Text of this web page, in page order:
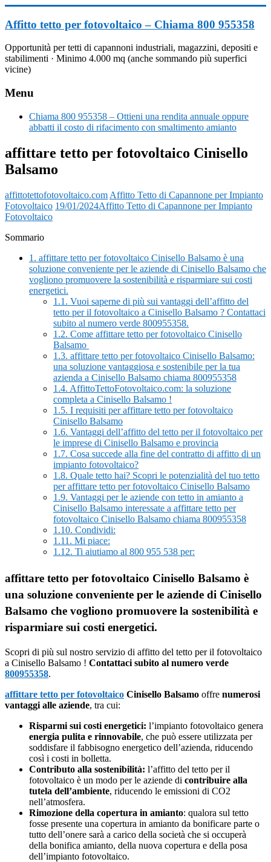
al
contenuto
Affitto tetto per fotovoltaico – Chiama 800 955358
Opportunità per tetti di capannoni industriali, magazzini, depositi e
stabilimenti · Minimo 4.000 mq (anche sommando più superfici
vicine)
Menu
Chiama 800 955358 – Ottieni una rendita annuale oppure
abbatti il costo di rifacimento con smaltimento amianto
affittare tetto per fotovoltaico Cinisello
Balsamo
affittotettofotovoltaico.com Affitto Tetto di Capannone per Impianto
Fotovoltaico 19/01/2024Affitto Tetto di Capannone per Impianto
Fotovoltaico
Sommario
1. affittare tetto per fotovoltaico Cinisello Balsamo è una
soluzione conveniente per le aziende di Cinisello Balsamo che
vogliono promuovere la sostenibilità e risparmiare sui costi
energetici.
1.1. Vuoi saperne di più sui vantaggi dell’affitto del
tetto per il fotovoltaico a Cinisello Balsamo ? Contattaci
subito al numero verde 800955358.
1.2. Come affittare tetto per fotovoltaico Cinisello
Balsamo
1.3. affittare tetto per fotovoltaico Cinisello Balsamo:
una soluzione vantaggiosa e sostenibile per la tua
azienda a Cinisello Balsamo chiama 800955358
1.4. AffittoTettoFotovoltaico.com: la soluzione
completa a Cinisello Balsamo !
1.5. I requisiti per affittare tetto per fotovoltaico
Cinisello Balsamo
1.6. Vantaggi dell’affitto del tetto per il fotovoltaico per
le imprese di Cinisello Balsamo e provincia
1.7. Cosa succede alla fine del contratto di affitto di un
impianto fotovoltaico?
1.8. Quale tetto hai? Scopri le potenzialità del tuo tetto
per affittare tetto per fotovoltaico Cinisello Balsamo
1.9. Vantaggi per le aziende con tetto in amianto a
Cinisello Balsamo interessate a affittare tetto per
fotovoltaico Cinisello Balsamo chiama 800955358
1.10. Condividi:
1.11. Mi piace:
1.12. Ti aiutiamo al 800 955 538 per:
affittare tetto per fotovoltaico Cinisello Balsamo è
una soluzione conveniente per le aziende di Cinisello
Balsamo che vogliono promuovere la sostenibilità e
risparmiare sui costi energetici.
Scopri di più sul nostro servizio di affitto del tetto per il fotovoltaico
a Cinisello Balsamo ! Contattaci subito al numero verde
800955358.
affittare tetto per fotovoltaico Cinisello Balsamo offre numerosi
vantaggi alle aziende, tra cui:
Risparmi sui costi energetici: l’impianto fotovoltaico genera
energia pulita e rinnovabile, che può essere utilizzata per
soddisfare il fabbisogno energetico dell’azienda, riducendo
così i costi in bolletta.
Contributo alla sostenibilità: l’affitto del tetto per il
fotovoltaico è un modo per le aziende di contribuire alla
tutela dell’ambiente, riducendo le emissioni di CO2
nell’atmosfera.
Rimozione della copertura in amianto: qualora sul tetto
fosse presente una copertura in amianto da bonificare parte o
tutto dell’onere sarà a carico della società che si occuperà
della bonifica amianto, della nuova copertura e della posa
dell’impianto fotovoltaico.